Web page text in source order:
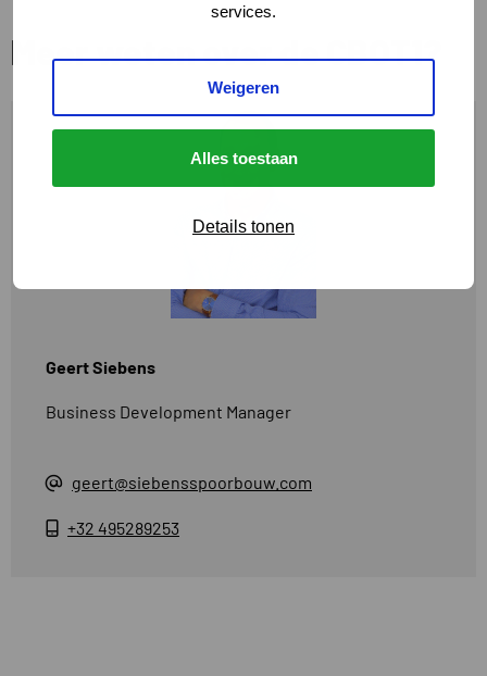
services.
Weigeren
Alles toestaan
Details tonen
Meer weten over de CBOT1?
Geert Siebens
Business Development Manager
geert@siebensspoorbouw.com
+32 495289253